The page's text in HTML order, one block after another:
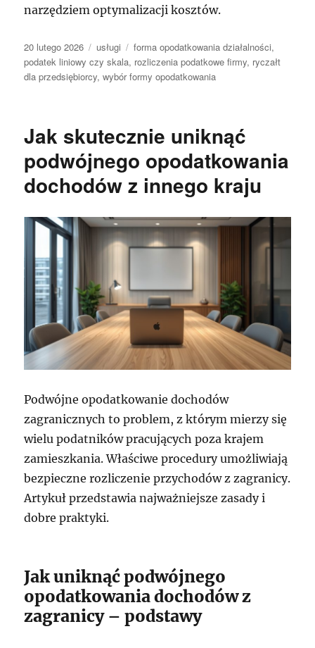
narzędziem optymalizacji kosztów.
Data
publikacji
20 lutego 2026 Kategorie
usługi Tagi
forma opodatkowania działalności,
podatek liniowy czy skala, rozliczenia podatkowe firmy, ryczałt
dla przedsiębiorcy,wybór formy opodatkowania
Jak skutecznie uniknąć
podwójnego opodatkowania
dochodów z innego kraju
Podwójne opodatkowanie dochodów
zagranicznych to problem, z którym mierzy się
wielu podatników pracujących poza krajem
zamieszkania. Właściwe procedury umożliwiają
bezpieczne rozliczenie przychodów z zagranicy.
Artykuł przedstawia najważniejsze zasady i
dobre praktyki.
Jak uniknąć podwójnego
opodatkowania dochodów z
zagranicy – podstawy